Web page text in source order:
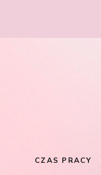
CZAS PRACY